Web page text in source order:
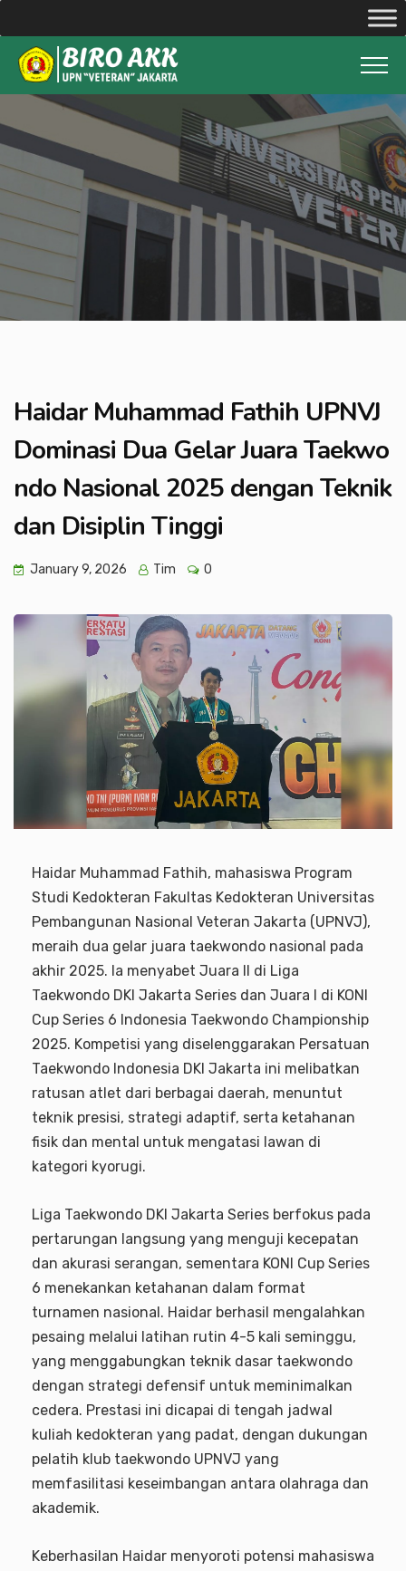
Haidar Muhammad Fathih UPNVJ
Dominasi Dua Gelar Juara Taekwo
ndo Nasional 2025 dengan Teknik
dan Disiplin Tinggi
January 9, 2026 Tim 0
Haidar Muhammad Fathih, mahasiswa Program
Studi Kedokteran Fakultas Kedokteran Universitas
Pembangunan Nasional Veteran Jakarta (UPNVJ),
meraih dua gelar juara taekwondo nasional pada
akhir 2025. Ia menyabet Juara II di Liga
Taekwondo DKI Jakarta Series dan Juara I di KONI
Cup Series 6 Indonesia Taekwondo Championship
2025. Kompetisi yang diselenggarakan Persatuan
Taekwondo Indonesia DKI Jakarta ini melibatkan
ratusan atlet dari berbagai daerah, menuntut
teknik presisi, strategi adaptif, serta ketahanan
fisik dan mental untuk mengatasi lawan di
kategori kyorugi.
Liga Taekwondo DKI Jakarta Series berfokus pada
pertarungan langsung yang menguji kecepatan
dan akurasi serangan, sementara KONI Cup Series
6 menekankan ketahanan dalam format
turnamen nasional. Haidar berhasil mengalahkan
pesaing melalui latihan rutin 4-5 kali seminggu,
yang menggabungkan teknik dasar taekwondo
dengan strategi defensif untuk meminimalkan
cedera. Prestasi ini dicapai di tengah jadwal
kuliah kedokteran yang padat, dengan dukungan
pelatih klub taekwondo UPNVJ yang
memfasilitasi keseimbangan antara olahraga dan
akademik.
Keberhasilan Haidar menyoroti potensi mahasiswa